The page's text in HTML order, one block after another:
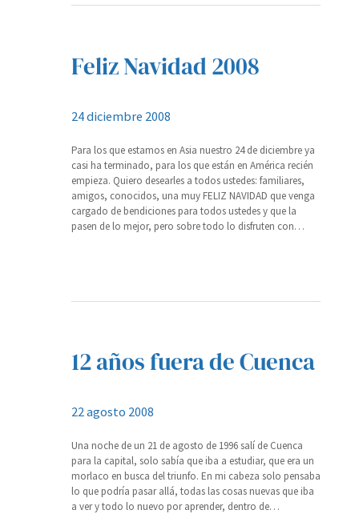
Feliz Navidad 2008
24 diciembre 2008
Para los que estamos en Asia nuestro 24 de diciembre ya
casi ha terminado, para los que están en América recién
empieza. Quiero desearles a todos ustedes: familiares,
amigos, conocidos, una muy FELIZ NAVIDAD que venga
cargado de bendiciones para todos ustedes y que la
pasen de lo mejor, pero sobre todo lo disfruten con…
12 años fuera de Cuenca
22 agosto 2008
Una noche de un 21 de agosto de 1996 salí de Cuenca
para la capital, solo sabía que iba a estudiar, que era un
morlaco en busca del triunfo. En mi cabeza solo pensaba
lo que podría pasar allá, todas las cosas nuevas que iba
a ver y todo lo nuevo por aprender, dentro de…